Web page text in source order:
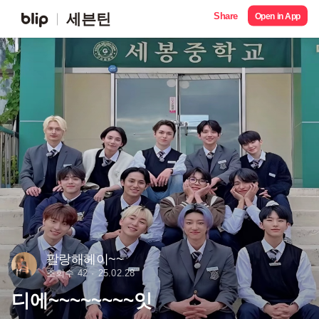
세븐틴 Share Open in App
팔랑해헤이~~
조회수 42 25.02.28
디에~~~~~~~~잇